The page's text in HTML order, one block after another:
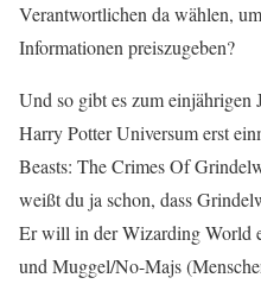
Verantwortlichen da wählen,
Informationen preiszugeben?
Und so gibt es zum
Harry Potter Universum erst
Beasts: The Crimes Of
weißt du ja schon, dass
Er will in der Wizarding World
und Muggel/No-Majs